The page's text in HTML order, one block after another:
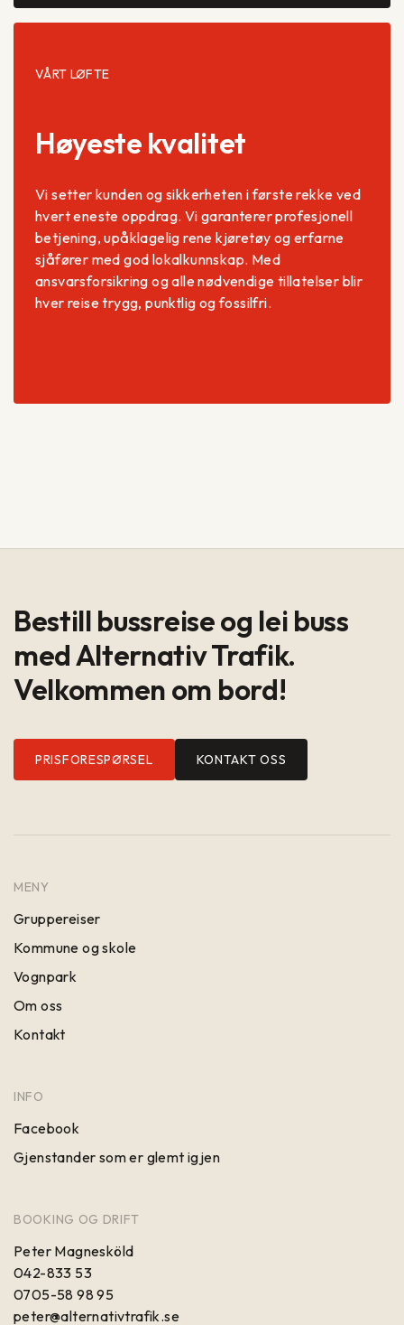
Høyeste kvalitet
VÅRT LØFTE
Vi setter kunden og sikkerheten i første rekke ved
hvert eneste oppdrag. Vi garanterer profesjonell
betjening, upåklagelig rene kjøretøy og erfarne
sjåfører med god lokalkunnskap. Med
ansvarsforsikring og alle nødvendige tillatelser blir
hver reise trygg, punktlig og fossilfri.
Bestill bussreise og lei buss
med Alternativ Trafik.
Velkommen om bord!
PRISFORESPØRSEL KONTAKT OSS
MENY
Gruppereiser
Kommune og skole
Vognpark
Om oss
Kontakt
INFO
Facebook
Gjenstander som er glemt igjen
BOOKING OG DRIFT
Peter Magnesköld
042-833 53
0705-58 98 95
peter@alternativtrafik.se